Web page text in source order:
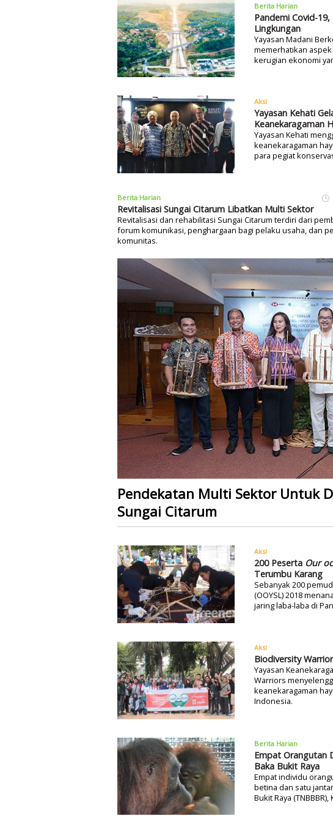
Berita Harian
Pandemi Covid-
Lingkungan
Yayasan Madani
memerhatikan
kerugian ekonomi
Aksi
Yayasan Kehati
Keanekaragaman
Yayasan Kehati
keanekaragaman
para pegiat
Berita Harian
Revitalisasi Sungai Citarum Libatkan Multi Sektor
Revitalisasi dan rehabilitasi Sungai Citarum terdiri dari
forum komunikasi, penghargaan bagi pelaku usaha, dan
komunitas.
Pendekatan Multi Sektor Untuk
Sungai Citarum
Aksi
200 Peserta Our
Terumbu Karang
Sebanyak 200
(OOYSL) 2018
jaring laba-laba di
Aksi
Biodiversity
Yayasan
Warriors
keanekaragaman
Indonesia.
Berita Harian
Empat Orangutan
Baka Bukit Raya
Empat individu
betina dan satu
Bukit Raya